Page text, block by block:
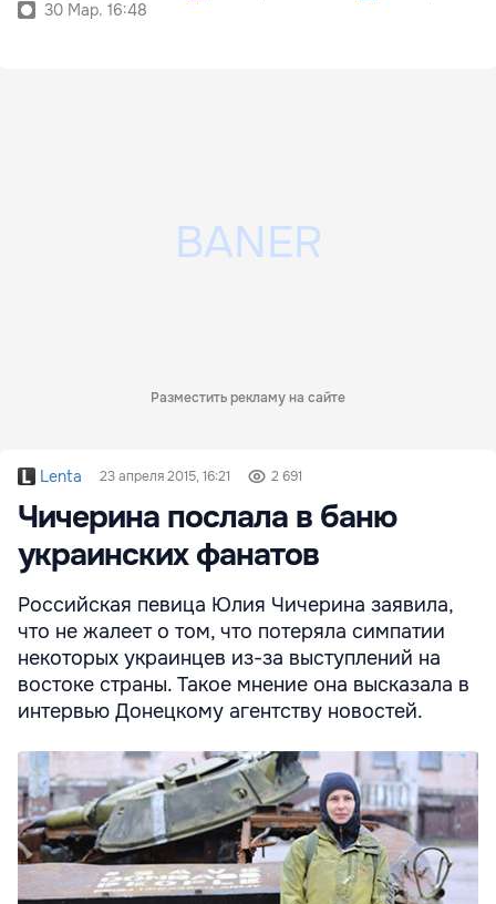
30 Мар. 16:48
Разместить рекламу на сайте
Lenta 23 апреля 2015, 16:21 2 691
Чичерина послала в баню
украинских фанатов
Российская певица Юлия Чичерина заявила,
что не жалеет о том, что потеряла симпатии
некоторых украинцев из-за выступлений на
востоке страны. Такое мнение она высказала в
интервью Донецкому агентству новостей.